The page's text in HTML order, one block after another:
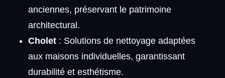
anciennes, préservant le patrimoine
architectural.
Cholet: Solutions de nettoyage adaptées
aux maisons individuelles, garantissant
durabilité et esthétisme.